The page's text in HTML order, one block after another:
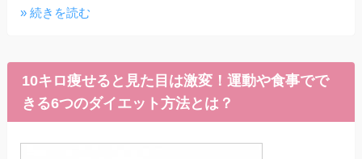
» 続きを読む
10キロ痩せると見た目は激変！運動や食事でで
きる6つのダイエット方法とは？